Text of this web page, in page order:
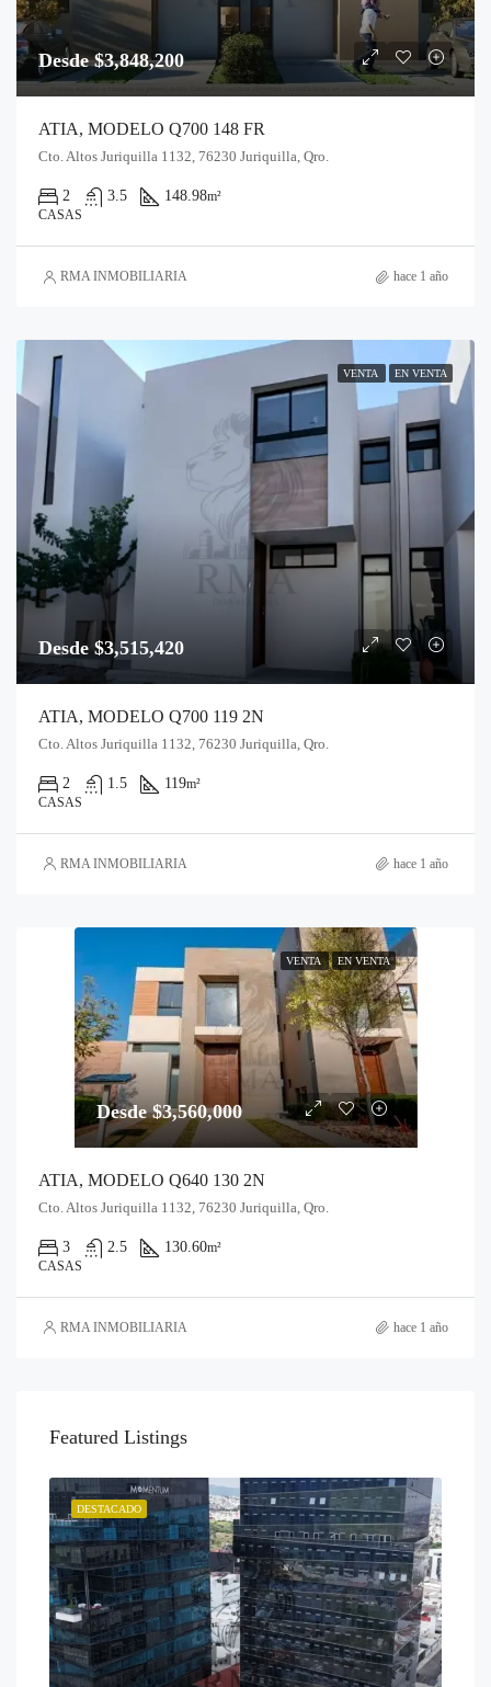
Desde $3,848,200
ATIA, MODELO Q700 148 FR
Cto. Altos Juriquilla 1132, 76230 Juriquilla, Qro.
2 3.5 148.98m²
CASAS
RMA INMOBILIARIA hace 1 año
VENTA EN VENTA
Desde $3,515,420
ATIA, MODELO Q700 119 2N
Cto. Altos Juriquilla 1132, 76230 Juriquilla, Qro.
2 1.5 119m²
CASAS
RMA INMOBILIARIA hace 1 año
VENTA EN VENTA
Desde $3,560,000
ATIA, MODELO Q640 130 2N
Cto. Altos Juriquilla 1132, 76230 Juriquilla, Qro.
3 2.5 130.60m²
CASAS
RMA INMOBILIARIA hace 1 año
Featured Listings
DESTACADO